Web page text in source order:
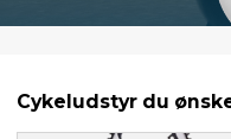
Cykeludstyr du